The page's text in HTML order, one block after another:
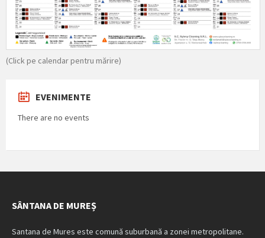
(Click pe calendar pentru mărire)
EVENIMENTE
There are no events
SÂNTANA DE MUREȘ
Santana de Mures este comună suburbană a zonei metropolitane.